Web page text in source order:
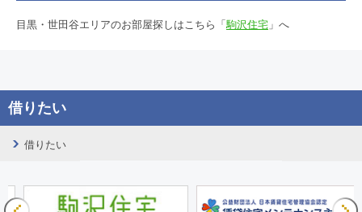
目黒・世田谷エリアのお部屋探しはこちら「 駒沢住宅 」へ
借りたい